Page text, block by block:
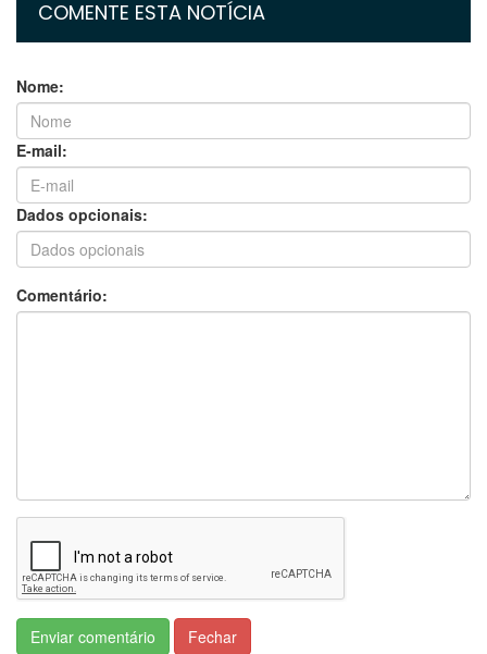
COMENTE ESTA NOTÍCIA
Nome:
E-mail:
Dados opcionais:
Comentário:
Enviar comentário Fechar